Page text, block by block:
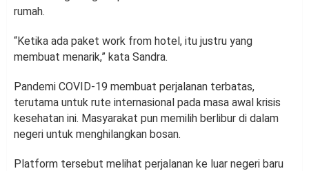
rumah.
“Ketika ada paket work from hotel, itu justru yang
membuat menarik,” kata Sandra.
Pandemi COVID-19 membuat perjalanan terbatas,
terutama untuk rute internasional pada masa awal krisis
kesehatan ini. Masyarakat pun memilih berlibur di dalam
negeri untuk menghilangkan bosan.
Platform tersebut melihat perjalanan ke luar negeri baru